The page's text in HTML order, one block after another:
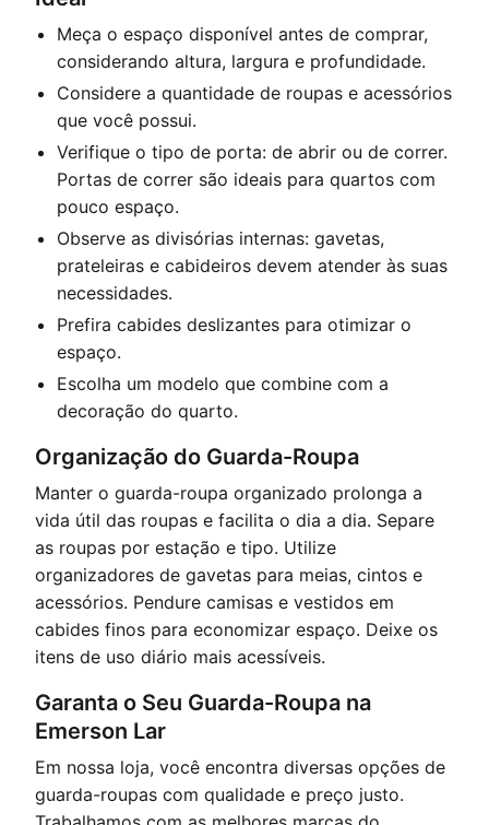
Meça o espaço disponível antes de comprar,
considerando altura, largura e profundidade.
Considere a quantidade de roupas e acessórios
que você possui.
Verifique o tipo de porta: de abrir ou de correr.
Portas de correr são ideais para quartos com
pouco espaço.
Observe as divisórias internas: gavetas,
prateleiras e cabideiros devem atender às suas
necessidades.
Prefira cabides deslizantes para otimizar o
espaço.
Escolha um modelo que combine com a
decoração do quarto.
Organização do Guarda-Roupa
Manter o guarda-roupa organizado prolonga a
vida útil das roupas e facilita o dia a dia. Separe
as roupas por estação e tipo. Utilize
organizadores de gavetas para meias, cintos e
acessórios. Pendure camisas e vestidos em
cabides finos para economizar espaço. Deixe os
itens de uso diário mais acessíveis.
Garanta o Seu Guarda-Roupa na
Emerson Lar
Em nossa loja, você encontra diversas opções de
guarda-roupas com qualidade e preço justo.